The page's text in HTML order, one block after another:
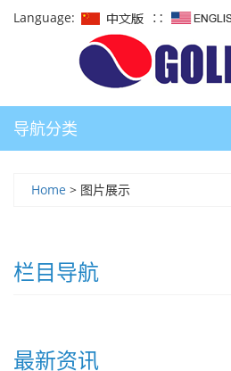
Language: ∷
导航分类
Home > 图片展示
栏目导航
最新资讯